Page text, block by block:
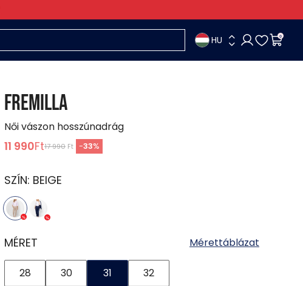
HU 0
FREMILLA
Női vászon hosszúnadrág
11 990Ft17 990 Ft -33%
SZÍN: BEIGE
MÉRET Mérettáblázat
28 30 31 32